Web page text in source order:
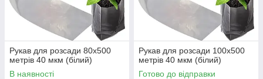
Рукав для розсади 80х500
метрів 40 мкм (білий)
В наявності
Рукав для розсади 100х500
метрів 40 мкм (білий)
Готово до відправки